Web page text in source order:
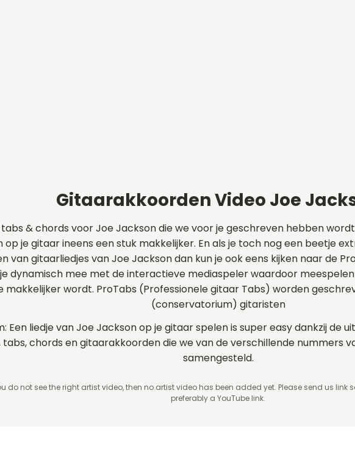
Gitaarakkoorden Video Joe
& chords voor Joe Jackson die we voor je geschreven hebben
op je gitaar ineens een stuk makkelijker. En als je toch nog een beetje
van gitaarliedjes van Joe Jackson dan kun je ook eens kijken naar de
dynamisch mee met de interactieve mediaspeler waardoor
makkelijker wordt. ProTabs (Professionele gitaar Tabs) worden
(conservatorium) gitaristen
Een liedje van Joe Jackson op je gitaar spelen is super easy dankzij de
tabs, chords en gitaarakkoorden die we van de verschillende nummers
samengesteld.
do not see the right artist video, then no artist video has been added yet. Please send us link
preferably a YouTube link.